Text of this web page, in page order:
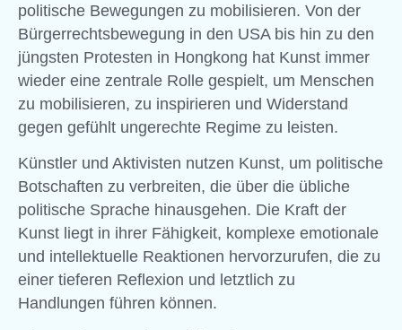
politische Bewegungen zu mobilisieren. Von der
Bürgerrechtsbewegung in den USA bis hin zu den
jüngsten Protesten in Hongkong hat Kunst immer
wieder eine zentrale Rolle gespielt, um Menschen
zu mobilisieren, zu inspirieren und Widerstand
gegen gefühlt ungerechte Regime zu leisten.
Künstler und Aktivisten nutzen Kunst, um politische
Botschaften zu verbreiten, die über die übliche
politische Sprache hinausgehen. Die Kraft der
Kunst liegt in ihrer Fähigkeit, komplexe emotionale
und intellektuelle Reaktionen hervorzurufen, die zu
einer tieferen Reflexion und letztlich zu
Handlungen führen können.